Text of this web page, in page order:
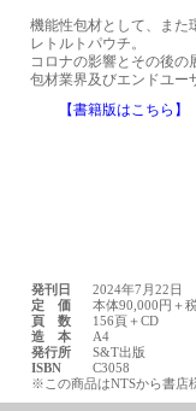
機能性包材として、また
レトルトパウチ。
コロナの影響とその後
【書籍版はこちら】
発刊日
2024年7月22日
定 価
本体90,000円＋
頁 数
156頁＋CD
造 本
A4
発行所
S&T出版
ISBN
C3058
※この商品はNTSから書店